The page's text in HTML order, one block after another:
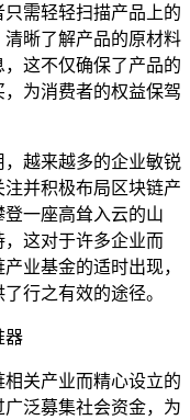
需轻轻扫描产品上的
晰了解产品的原材料
这不仅确保了产品的
为消费者的权益保驾
越来越多的企业敏锐
并积极布局区块链产
一座高耸入云的山
这对于许多企业而
业基金的适时出现，
行之有效的途径。
器
关产业而精心设立的
泛募集社会资金，为